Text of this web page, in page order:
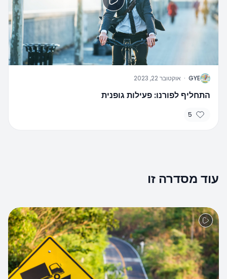
G
GYE
· אוקטובר 22, 2023
התחליף לפורנו: פעילות גופנית
5
עוד מסדרה זו